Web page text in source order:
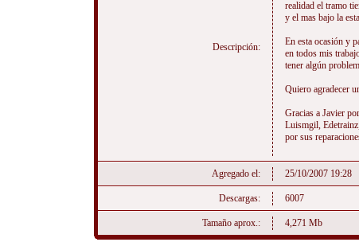
Descripción:
realidad el tramo
y el mas bajo la
En esta ocasión y
en todos mis
tener algún
Quiero agradecer
Gracias a Javier
Luismgil,
por sus
Agregado el: 25/10/2007 19:28
Descargas: 6007
Tamaño aprox.: 4,271 Mb